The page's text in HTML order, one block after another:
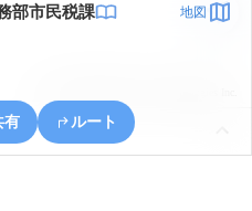
部市民税課 地図
有 ルート